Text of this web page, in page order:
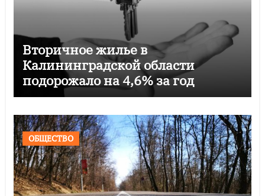
Вторичное жилье в
Калининградской области
подорожало на 4,6% за год
ОБЩЕСТВО